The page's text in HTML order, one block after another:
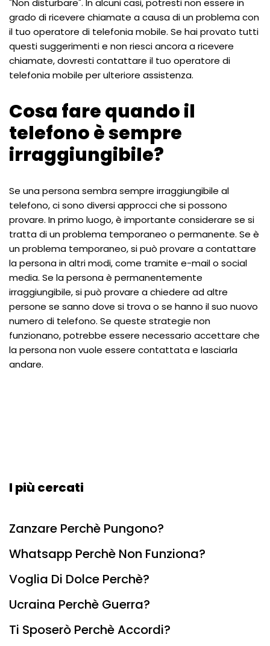
"Non disturbare". In alcuni casi, potresti non essere in
grado di ricevere chiamate a causa di un problema con
il tuo operatore di telefonia mobile. Se hai provato tutti
questi suggerimenti e non riesci ancora a ricevere
chiamate, dovresti contattare il tuo operatore di
telefonia mobile per ulteriore assistenza.
Cosa fare quando il
telefono è sempre
irraggiungibile?
Se una persona sembra sempre irraggiungibile al
telefono, ci sono diversi approcci che si possono
provare. In primo luogo, è importante considerare se si
tratta di un problema temporaneo o permanente. Se è
un problema temporaneo, si può provare a contattare
la persona in altri modi, come tramite e-mail o social
media. Se la persona è permanentemente
irraggiungibile, si può provare a chiedere ad altre
persone se sanno dove si trova o se hanno il suo nuovo
numero di telefono. Se queste strategie non
funzionano, potrebbe essere necessario accettare che
la persona non vuole essere contattata e lasciarla
andare.
I più cercati
Zanzare Perchè Pungono?
Whatsapp Perchè Non Funziona?
Voglia Di Dolce Perchè?
Ucraina Perchè Guerra?
Ti Sposerò Perchè Accordi?